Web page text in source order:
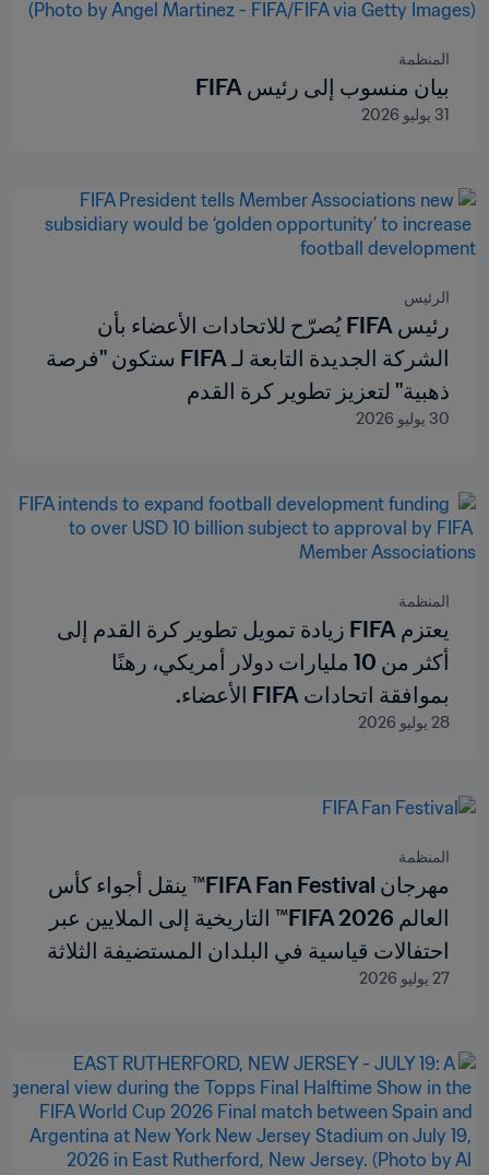
المنظمة
بيان منسوب إلى رئيس FIFA
31 يوليو 2026
الرئيس
رئيس FIFA يُصرّح للاتحادات الأعضاء بأن
الشركة الجديدة التابعة لـ FIFA ستكون "فرصة
ذهبية" لتعزيز تطوير كرة القدم
30 يوليو 2026
المنظمة
يعتزم FIFA زيادة تمويل تطوير كرة القدم إلى
أكثر من 10 مليارات دولار أمريكي، رهنًا
بموافقة اتحادات FIFA الأعضاء.
28 يوليو 2026
المنظمة
مهرجان FIFA Fan Festival™ ينقل أجواء كأس
العالم FIFA 2026™ التاريخية إلى الملايين عبر
احتفالات قياسية في البلدان المستضيفة الثلاثة
27 يوليو 2026